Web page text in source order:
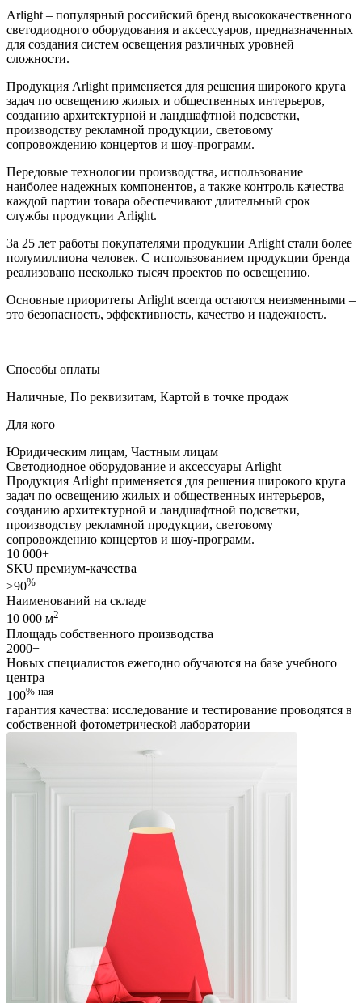
Arlight – популярный российский бренд высококачественного
светодиодного оборудования и аксессуаров, предназначенных
для создания систем освещения различных уровней
сложности.
Продукция Arlight применяется для решения широкого круга
задач по освещению жилых и общественных интерьеров,
созданию архитектурной и ландшафтной подсветки,
производству рекламной продукции, световому
сопровождению концертов и шоу-программ.
Передовые технологии производства, использование
наиболее надежных компонентов, а также контроль качества
каждой партии товара обеспечивают длительный срок
службы продукции Arlight.
За 25 лет работы покупателями продукции Arlight стали более
полумиллиона человек. С использованием продукции бренда
реализовано несколько тысяч проектов по освещению.
Основные приоритеты Arlight всегда остаются неизменными –
это безопасность, эффективность, качество и надежность.
Способы оплаты
Наличные, По реквизитам, Картой в точке продаж
Для кого
Юридическим лицам, Частным лицам
Светодиодное оборудование и аксессуары Arlight
Продукция Arlight применяется для решения широкого круга
задач по освещению жилых и общественных интерьеров,
созданию архитектурной и ландшафтной подсветки,
производству рекламной продукции, световому
сопровождению концертов и шоу-программ.
10 000+
SKU премиум-качества
>90%
Наименований на складе
10 000 м2
Площадь собственного производства
2000+
Новых специалистов ежегодно обучаются на базе учебного
центра
100%-ная
гарантия качества: исследование и тестирование проводятся в
собственной фотометрической лаборатории